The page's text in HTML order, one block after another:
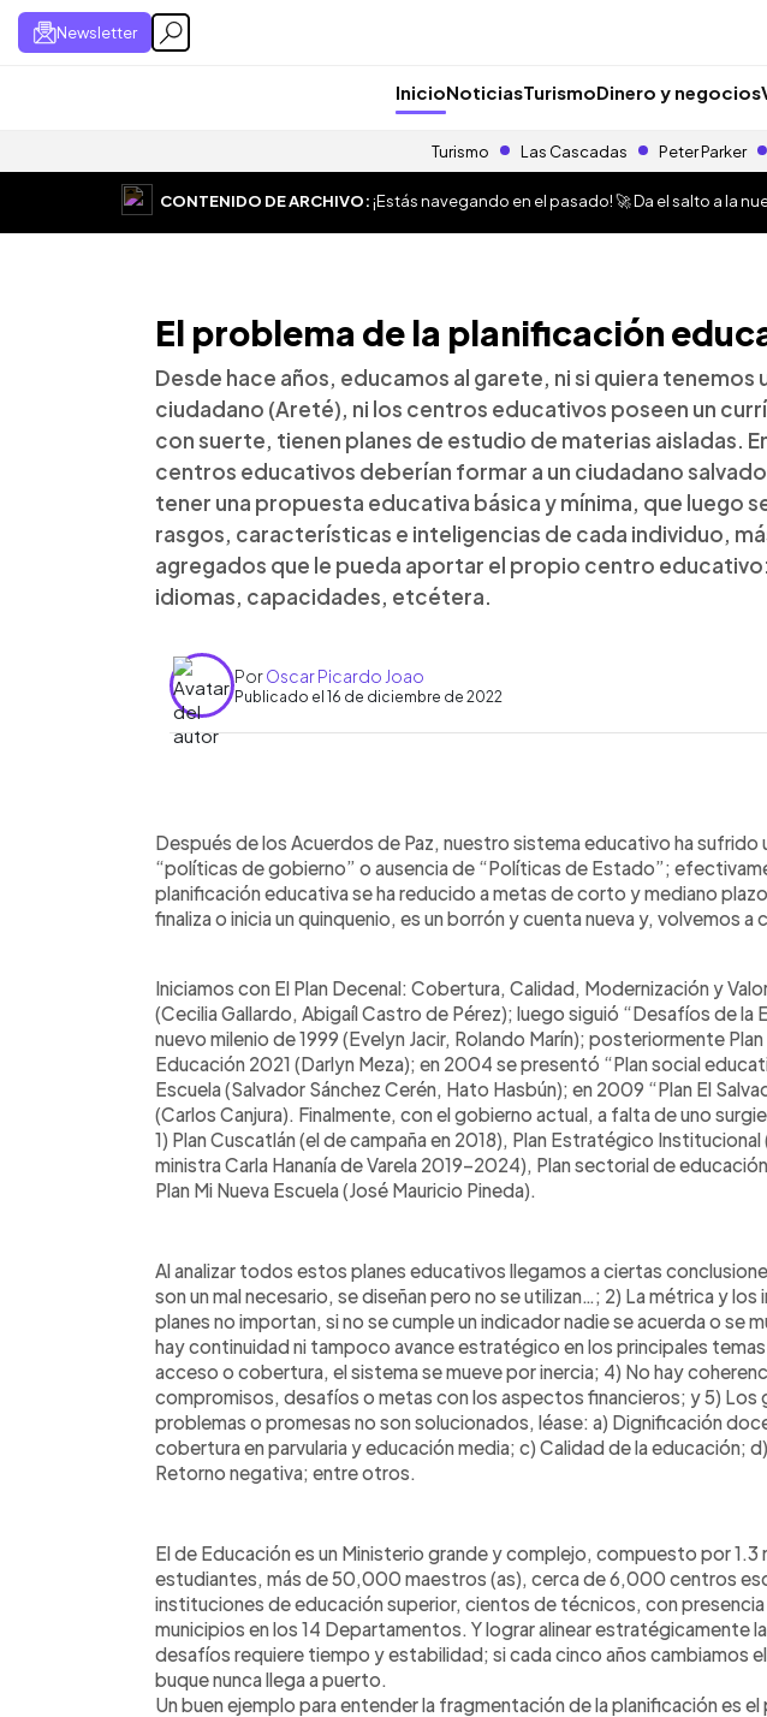
Newsletter
InicioNoticiasTurismoDinero y negocios
Turismo Las Cascadas Peter Parker
CONTENIDO DE ARCHIVO:¡Estás navegando en el pasado! 🚀 Da el salto a la
El problema de la planificación
Desde hace años, educamos al garete, ni si quiera tenemos
ciudadano (Areté), ni los centros educativos poseen un
con suerte, tienen planes de estudio de materias aisladas.
centros educativos deberían formar a un ciudadano
tener una propuesta educativa básica y mínima, que luego
rasgos, características e inteligencias de cada individuo,
agregados que le pueda aportar el propio centro
idiomas, capacidades, etcétera.
PorOscar Picardo Joao
Publicado el 16 de diciembre de 2022
► Escuchar artículo
Después de los Acuerdos de Paz, nuestro sistema educativo ha sufrido
“políticas de gobierno” o ausencia de “Políticas de Estado”;
planificación educativa se ha reducido a metas de corto y mediano
finaliza o inicia un quinquenio, es un borrón y cuenta nueva y, volvemos a
Iniciamos con El Plan Decenal: Cobertura, Calidad, Modernización y
(Cecilia Gallardo, Abigaíl Castro de Pérez); luego siguió “Desafíos de la
nuevo milenio de 1999 (Evelyn Jacir, Rolando Marín); posteriormente
Educación 2021 (Darlyn Meza); en 2004 se presentó “Plan social
Escuela (Salvador Sánchez Cerén, Hato Hasbún); en 2009 “Plan El
(Carlos Canjura). Finalmente, con el gobierno actual, a falta de uno
1) Plan Cuscatlán (el de campaña en 2018), Plan Estratégico
ministra Carla Hananía de Varela 2019-2024), Plan sectorial de
Plan Mi Nueva Escuela (José Mauricio Pineda).
Al analizar todos estos planes educativos llegamos a ciertas
son un mal necesario, se diseñan pero no se utilizan…; 2) La métrica y
planes no importan, si no se cumple un indicador nadie se acuerda o se
hay continuidad ni tampoco avance estratégico en los principales
acceso o cobertura, el sistema se mueve por inercia; 4) No hay
compromisos, desafíos o metas con los aspectos financieros; y 5) Los
problemas o promesas no son solucionados, léase: a) Dignificación
cobertura en parvularia y educación media; c) Calidad de la educación;
Retorno negativa; entre otros.
El de Educación es un Ministerio grande y complejo, compuesto por 1.3
estudiantes, más de 50,000 maestros (as), cerca de 6,000 centros
instituciones de educación superior, cientos de técnicos, con presencia
municipios en los 14 Departamentos. Y lograr alinear estratégicamente
desafíos requiere tiempo y estabilidad; si cada cinco años cambiamos
buque nunca llega a puerto.
Un buen ejemplo para entender la fragmentación de la planificación es